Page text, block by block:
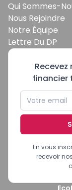
Qui Sommes-
Nous Rejoindre
Notre Équipe
Lettre Du DP
financier
En vous
recevoir